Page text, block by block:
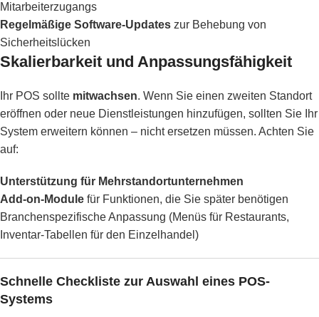
Mitarbeiterzugangs
Regelmäßige Software-Updates zur Behebung von
Sicherheitslücken
Skalierbarkeit und Anpassungsfähigkeit
Ihr POS sollte mitwachsen. Wenn Sie einen zweiten Standort
eröffnen oder neue Dienstleistungen hinzufügen, sollten Sie Ihr
System erweitern können – nicht ersetzen müssen. Achten Sie
auf:
Unterstützung für Mehrstandortunternehmen
Add-on-Module für Funktionen, die Sie später benötigen
Branchenspezifische Anpassung (Menüs für Restaurants,
Inventar-Tabellen für den Einzelhandel)
Schnelle Checkliste zur Auswahl eines POS-
Systems